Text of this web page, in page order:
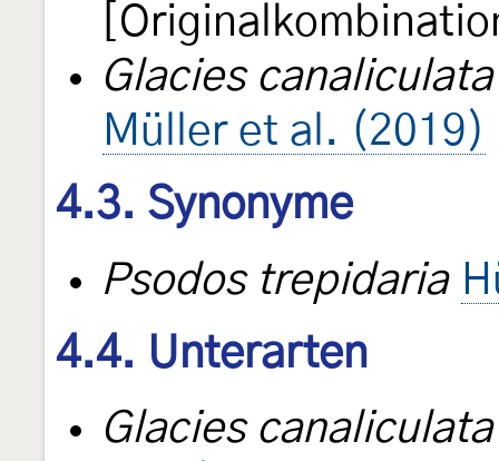
Glacies canaliculata
Müller et al. (2019)
4.3. Synonyme
Psodos trepidaria
4.4. Unterarten
Glacies